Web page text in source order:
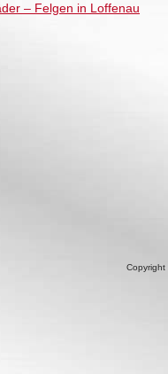
– Felgen in Loffenau
Copyright